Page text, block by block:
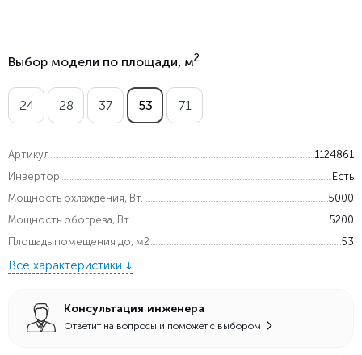
Выбор модели по площади, м2
24 28 37 53 71
Артикул
1124861
Инвертор
Есть
Мощность охлаждения, Вт.
5000
Мощность обогрева, Вт
5200
Площадь помещения до, м2
53
Все характеристики
Консультация инженера
Ответит на вопросы и поможет с выбором